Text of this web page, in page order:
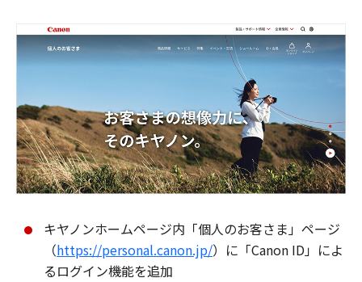
キヤノンホームページ内「個人のお客さま」ページ
（https://personal.canon.jp/）に「Canon ID」によ
るログイン機能を追加